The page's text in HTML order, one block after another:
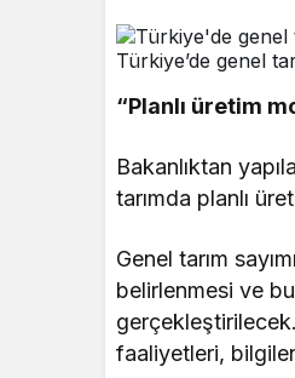
Türkiye’de genel
“Planlı üretim
Bakanlıktan
tarımda planlı
Genel tarım
belirlenmesi ve
faaliyetleri,